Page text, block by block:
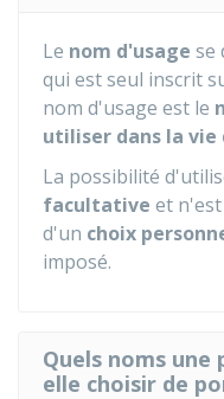
Le nom d'usage se
qui est seul inscrit
nom d'usage est le
utiliser dans la
La possibilité
facultative et n'est
d'un choix
imposé.
Quels noms
elle choisir de